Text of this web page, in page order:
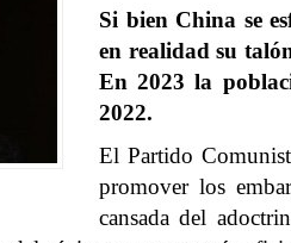
Si bien China se
en realidad su
En 2023 la
2022.
El Partido
promover los
cansada del